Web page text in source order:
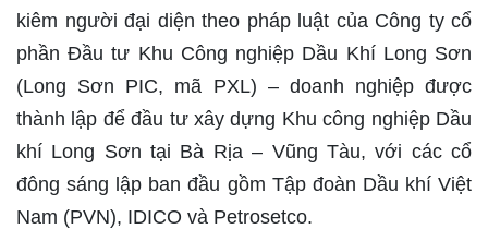
kiêm người đại diện theo pháp luật của Công ty cổ
phần Đầu tư Khu Công nghiệp Dầu Khí Long Sơn
(Long Sơn PIC, mã PXL) – doanh nghiệp được
thành lập để đầu tư xây dựng Khu công nghiệp Dầu
khí Long Sơn tại Bà Rịa – Vũng Tàu, với các cổ
đông sáng lập ban đầu gồm Tập đoàn Dầu khí Việt
Nam (PVN), IDICO và Petrosetco.